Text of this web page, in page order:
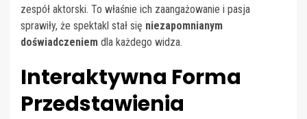
zespół aktorski. To właśnie ich zaangażowanie i pasja
sprawiły, że spektakl stał się niezapomnianym
doświadczeniem dla każdego widza.
Interaktywna Forma
Przedstawienia